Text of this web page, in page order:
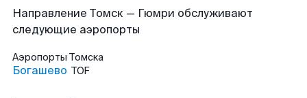
Направление Томск — Гюмри обслуживают
следующие аэропорты
Аэропорты Томска
Богашево TOF